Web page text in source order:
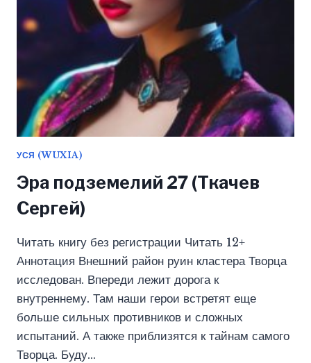
УСЯ (WUXIA)
Эра подземелий 27 (Ткачев
Сергей)
Читать книгу без регистрации Читать 12+
Аннотация Внешний район руин кластера Творца
исследован. Впереди лежит дорога к
внутреннему. Там наши герои встретят еще
больше сильных противников и сложных
испытаний. А также приблизятся к тайнам самого
Творца. Буду…